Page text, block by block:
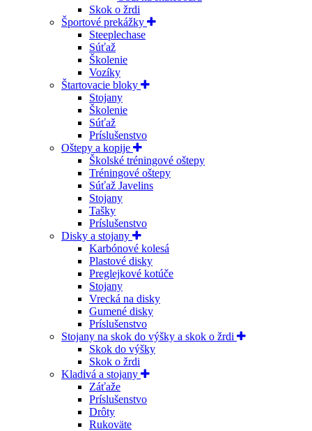
Skok o žrdi
Športové prekážky
Steeplechase
Súťaž
Školenie
Vozíky
Štartovacie bloky
Stojany
Školenie
Súťaž
Príslušenstvo
Oštepy a kopije
Školské tréningové oštepy
Tréningové oštepy
Súťaž Javelins
Stojany
Tašky
Príslušenstvo
Disky a stojany
Karbónové kolesá
Plastové disky
Preglejkové kotúče
Stojany
Vrecká na disky
Gumené disky
Príslušenstvo
Stojany na skok do výšky a skok o žrdi
Skok do výšky
Skok o žrdi
Kladivá a stojany
Záťaže
Príslušenstvo
Drôty
Rukoväte